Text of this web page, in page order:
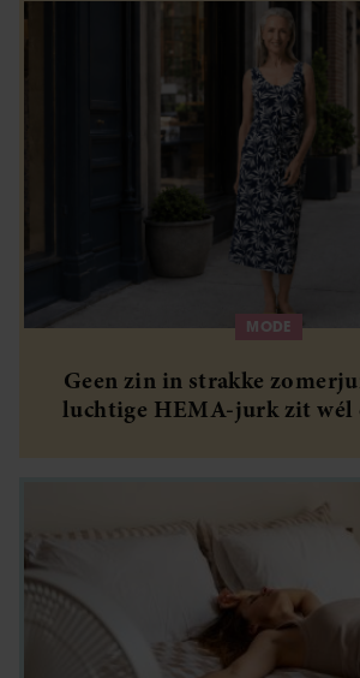
MODE
Geen zin in strakke
luchtige HEMA-jurk zit wél